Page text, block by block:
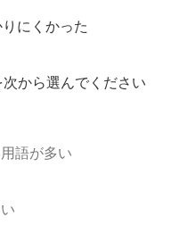
にくかった
から選んでください
語が多い